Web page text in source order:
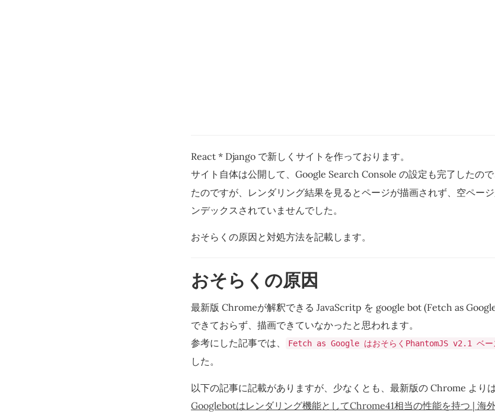
React * Django で新しくサイトを作っております。
サイト自体は公開して、Google Search Console の設定も完了したので
たのですが、レンダリング結果を見るとページが描画されず、空ペー
ンデックスされていませんでした。
おそらくの原因と対処方法を記載します。
おそらくの原因
最新版 Chromeが解釈できる JavaScritp を google bot (Fetch as
できておらず、描画できていなかったと思われます。
参考にした記事では、
Fetch as Google はおそらくPhantomJS v2.1 ベー
した。
以下の記事に記載がありますが、少なくとも、最新版の Chrome より
Googlebotはレンダリング機能としてChrome41相当の性能を持つ | 海